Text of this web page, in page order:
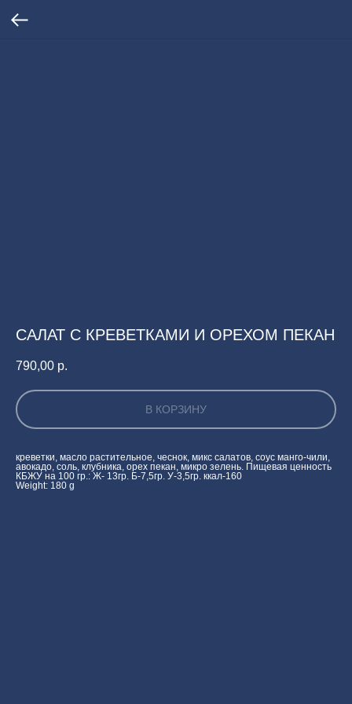
САЛАТ С КРЕВЕТКАМИ И ОРЕХОМ ПЕКАН
790,00 р.
В КОРЗИНУ
креветки, масло растительное, чеснок, микс салатов, соус манго-чили,
авокадо, соль, клубника, орех пекан, микро зелень. Пищевая ценность
КБЖУ на 100 гр.: Ж- 13гр. Б-7,5гр. У-3,5гр. ккал-160
Weight: 180 g